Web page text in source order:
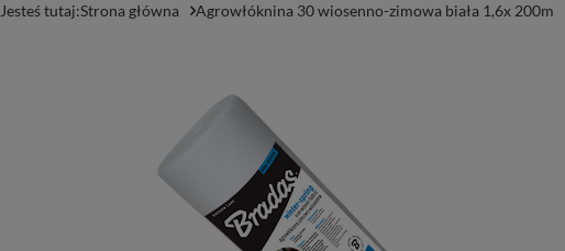
Jesteś tutaj:Strona główna Agrowłóknina 30 wiosenno-zimowa biała 1,6x 200m